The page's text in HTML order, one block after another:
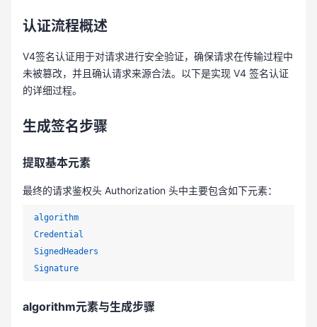
认证流程概述
V4签名认证用于对请求进行安全验证，确保请求在传输过程中
未被篡改，并且确认请求来源合法。以下是实现 V4 签名认证
的详细过程。
生成签名步骤
提取基本元素
最终的请求鉴权头 Authorization 头中主要包含如下元素：
algorithm
Credential
SignedHeaders
Signature
algorithm元素与生成步骤